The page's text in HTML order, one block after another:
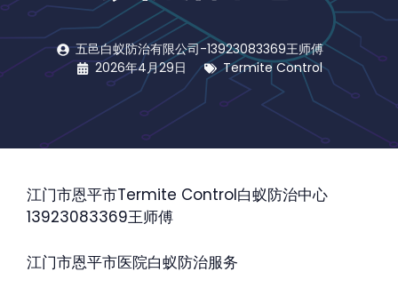
五邑白蚁防治有限公司-13923083369王师傅
2026年4月29日
Termite Control
江门市恩平市Termite Control白蚁防治中心
13923083369王师傅
江门市恩平市医院白蚁防治服务